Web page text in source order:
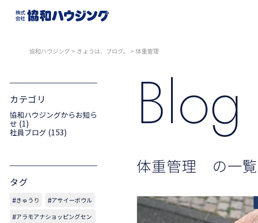
協和ハウジング > きょうは、ブログ。 > 体重管理
Blog
体重管理 の一覧
カテゴリ
協和ハウジングからお知ら
せ (1)
社員ブログ (153)
タグ
きゅうり
アサイーボウル
アラモアナショッピングセン